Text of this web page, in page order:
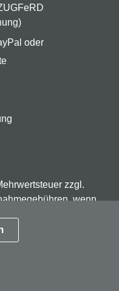
oder
zzgl.
wenn